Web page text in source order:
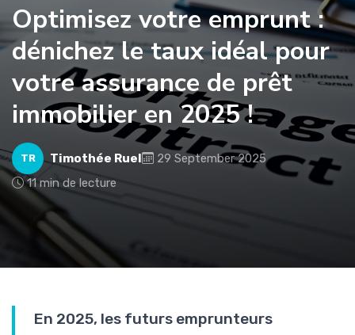
Optimisez votre emprunt :
dénichez le taux idéal pour
votre assurance de prêt
immobilier en 2025 !
TR Timothée Ruel
29 September 2025
11 min de lecture
En 2025, les futurs emprunteurs